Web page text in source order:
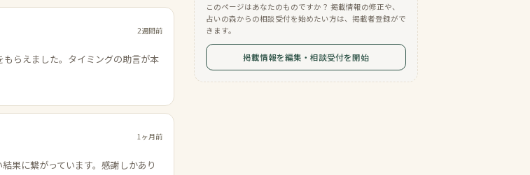
2週間前
らえました。タイミングの助言が本
1ヶ月前
果に繋がっています。感謝しかあり
このページはあなたのものですか？ 掲載情報の修正や、
占いの森からの相談受付を始めたい方は、掲載者登録がで
きます。
掲載情報を編集・相談受付を開始